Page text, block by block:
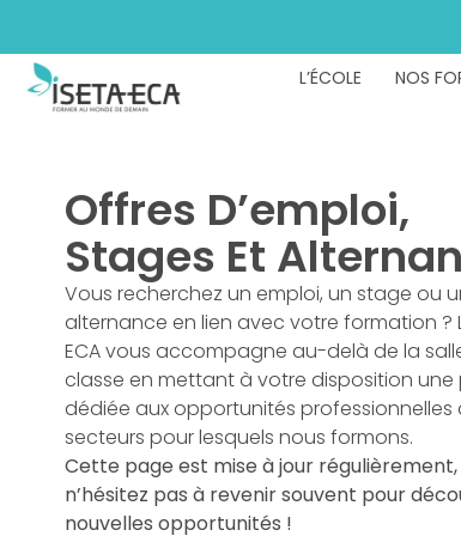
L’ÉCOLE NOS
Offres D’emploi,
Stages Et
Vous recherchez un emploi, un stage ou
alternance en lien avec votre formation ?
ECA vous accompagne au-delà de la
classe en mettant à votre disposition une
dédiée aux opportunités professionnelles
secteurs pour lesquels nous formons.
Cette page est mise à jour
n’hésitez pas à revenir souvent pour
nouvelles opportunités !